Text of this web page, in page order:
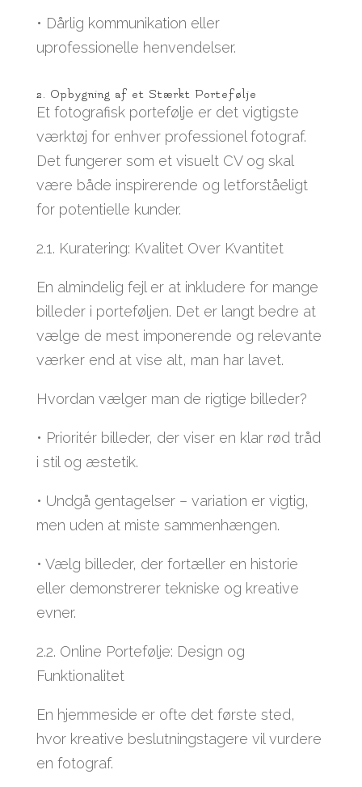
• Dårlig kommunikation eller
uprofessionelle henvendelser.
2. Opbygning af et Stærkt Portefølje
Et fotografisk portefølje er det vigtigste
værktøj for enhver professionel fotograf.
Det fungerer som et visuelt CV og skal
være både inspirerende og letforståeligt
for potentielle kunder.
2.1. Kuratering: Kvalitet Over Kvantitet
En almindelig fejl er at inkludere for mange
billeder i porteføljen. Det er langt bedre at
vælge de mest imponerende og relevante
værker end at vise alt, man har lavet.
Hvordan vælger man de rigtige billeder?
• Prioritér billeder, der viser en klar rød tråd
i stil og æstetik.
• Undgå gentagelser – variation er vigtig,
men uden at miste sammenhængen.
• Vælg billeder, der fortæller en historie
eller demonstrerer tekniske og kreative
evner.
2.2. Online Portefølje: Design og
Funktionalitet
En hjemmeside er ofte det første sted,
hvor kreative beslutningstagere vil vurdere
en fotograf.